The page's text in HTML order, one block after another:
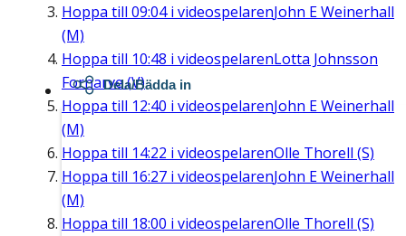
Hoppa till 09:04i videospelarenJohn E Weinerhall
(M)
Hoppa till 10:48 i videospelarenLotta Johnsson
Fornarve (V)
Hoppa till 12:40 i videospelarenJohn E Weinerhall
(M)
Hoppa till 14:22 i videospelarenOlle Thorell (S)
Hoppa till 16:27 i videospelarenJohn E Weinerhall
(M)
Hoppa till 18:00 i videospelarenOlle Thorell (S)
Dela/Bädda in